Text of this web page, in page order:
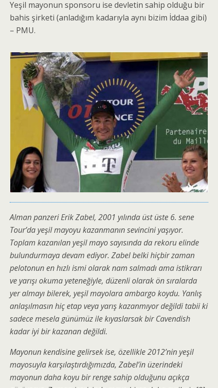
Yeşil mayonun sponsoru ise devletin sahip olduğu bir
bahis şirketi (anladığım kadarıyla aynı bizim İddaa gibi)
– PMU.
Alman panzeri Erik Zabel, 2001 yılında üst üste 6. sene
Tour’da yeşil mayoyu kazanmanın sevincini yaşıyor.
Toplam kazanılan yeşil mayo sayısında da rekoru elinde
bulundurmaya devam ediyor. Zabel belki hiçbir zaman
pelotonun en hızlı ismi olarak nam salmadı ama istikrarı
ve yarışı okuma yeteneğiyle, düzenli olarak ön sıralarda
yer almayı bilerek, yeşil mayolara ambargo koydu. Yanlış
anlaşılmasın hiç etap veya yarış kazanmıyor değildi tabii ki
sadece mesela günümüz ile kıyaslarsak bir Cavendish
kadar iyi bir kazanan değildi.
Mayonun kendisine gelirsek ise, özellikle 2012’nin yeşil
mayosuyla karşılaştırdığımızda, Zabel’in üzerindeki
mayonun daha koyu bir renge sahip olduğunu açıkça